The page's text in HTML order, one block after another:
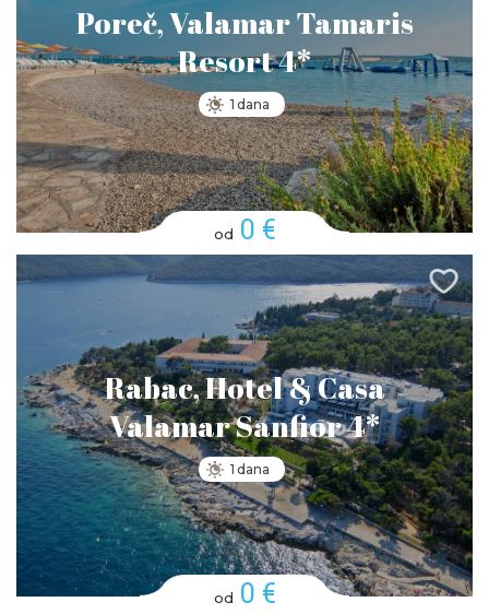
Poreč, Valamar Tamaris
Resort 4*
1 dana
od 0 €
Rabac, Hotel & Casa
Valamar Sanfior 4*
1 dana
od 0 €